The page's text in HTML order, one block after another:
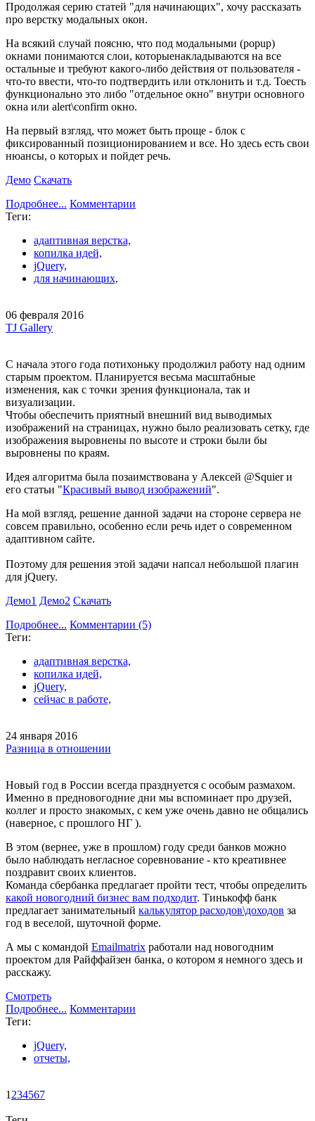
Продолжая серию статей "для начинающих", хочу рассказать
про верстку модальных окон.
На всякий случай поясню, что под модальными (popup)
окнами понимаются слои, которыенакладываются на все
остальные и требуют какого-либо действия от пользователя -
что-то ввести, что-то подтвердить или отклонить и т.д. Тоесть
функционально это либо "отдельное окно" внутри основного
окна или alert\confirm окно.
На первый взгляд, что может быть проще - блок с
фиксированный позиционированием и все. Но здесь есть свои
нюансы, о которых и пойдет речь.
Демо Скачать
Подробнее... Комментарии
Теги:
адаптивная верстка,
копилка идей,
jQuery,
для начинающих,
06 февраля 2016
TJ Gallery
С начала этого года потихоньку продолжил работу над одним
старым проектом. Планируется весьма масштабные
изменения, как с точки зрения функционала, так и
визуализации.
Чтобы обеспечить приятный внешний вид выводимых
изображений на страницах, нужно было реализовать сетку, где
изображения выровнены по высоте и строки были бы
выровнены по краям.
Идея алгоритма была позаимствована у Алексей @Squier и
его статьи "Красивый вывод изображений".
На мой взгляд, решение данной задачи на стороне сервера не
совсем правильно, особенно если речь идет о современном
адаптивном сайте.
Поэтому для решения этой задачи напсал небольшой плагин
для jQuery.
Демо1 Демо2 Скачать
Подробнее... Комментарии (5)
Теги:
адаптивная верстка,
копилка идей,
jQuery,
сейчас в работе,
24 января 2016
Разница в отношении
Новый год в России всегда празднуется с особым размахом.
Именно в предновогодние дни мы вспоминает про друзей,
коллег и просто знакомых, с кем уже очень давно не общались
(наверное, с прошлого НГ ).
В этом (вернее, уже в прошлом) году среди банков можно
было наблюдать негласное соревнование - кто креативнее
поздравит своих клиентов.
Команда сбербанка предлагает пройти тест, чтобы определить
какой новогодний бизнес вам подходит. Тинькофф банк
предлагает занимательный калькулятор расходов\доходов за
год в веселой, шуточной форме.
А мы с командой Emailmatrix работали над новогодним
проектом для Райффайзен банка, о котором я немного здесь и
расскажу.
Смотреть
Подробнее... Комментарии
Теги:
jQuery,
отчеты,
1 234567